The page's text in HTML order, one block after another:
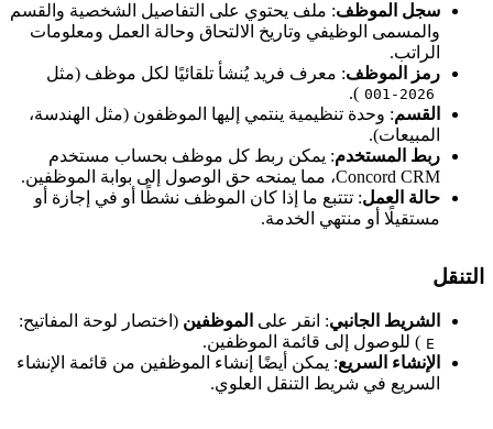
سجل الموظف: ملف يحتوي على التفاصيل الشخصية والقسم
والمسمى الوظيفي وتاريخ الالتحاق وحالة العمل ومعلومات
الراتب.
رمز الموظف: معرف فريد يُنشأ تلقائيًا لكل موظف (مثل
2026-001
).
القسم: وحدة تنظيمية ينتمي إليها الموظفون (مثل الهندسة،
المبيعات).
ربط المستخدم: يمكن ربط كل موظف بحساب مستخدم
Concord CRM، مما يمنحه حق الوصول إلى بوابة الموظفين.
حالة العمل: تتتبع ما إذا كان الموظف نشطًا أو في إجازة أو
مستقيلًا أو منتهي الخدمة.
الشريط الجانبي: انقر على الموظفين(اختصار لوحة المفاتيح:
) للوصول إلى قائمة الموظفين.
الإنشاء السريع: يمكن أيضًا إنشاء الموظفين من قائمة الإنشاء
السريع في شريط التنقل العلوي.